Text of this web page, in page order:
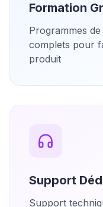
Formation
Programmes
complets pour
produit
Support
Support